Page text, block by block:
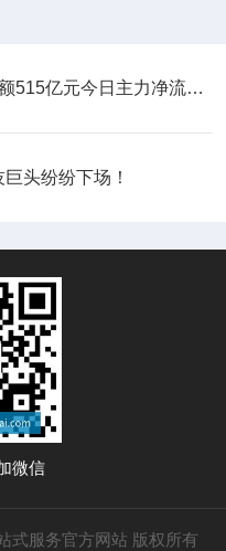
航宇微涨201%成交额515亿元今日主力净流入370766万
头纷纷下场！
微信
式服务官方网站 版权所有